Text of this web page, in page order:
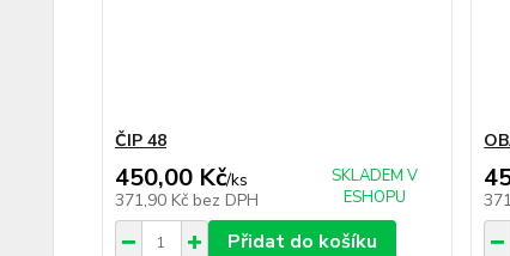
ČIP 48
450,00 Kč/ks
371,90 Kč bez DPH
SKLADEM V
ESHOPU
Přidat do košíku